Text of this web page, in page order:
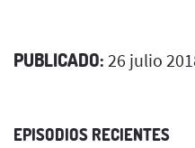
PUBLICADO: 26 julio
EPISODIOS RECIENTES